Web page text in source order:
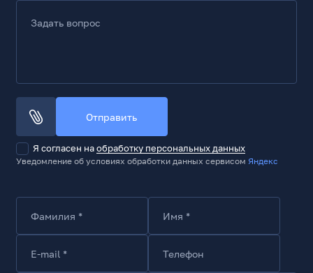
Задать вопрос
Отправить
Я согласен наобработку персональных данных
Уведомление об условиях обработки данных сервисомЯндекс
Фамилия * Имя *
E-mail * Телефон